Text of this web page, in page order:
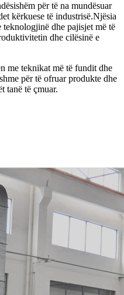
për të na mundësuar
kërkuese të industrisë.Njësia
teknologjinë dhe pajisjet më të
dhe cilësinë e
me teknikat më të fundit dhe
për të ofruar produkte dhe
tanë të çmuar.